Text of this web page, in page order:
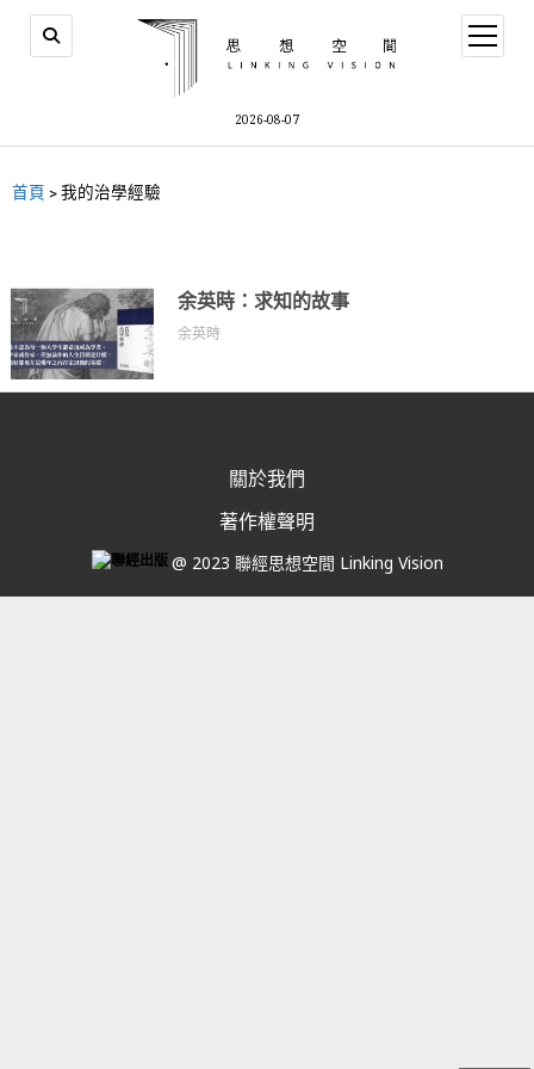
2026-08-07
首頁 >我的治學經驗
余英時：求知的故事
余英時
關於我們
著作權聲明
@ 2023 聯經思想空間 Linking Vision